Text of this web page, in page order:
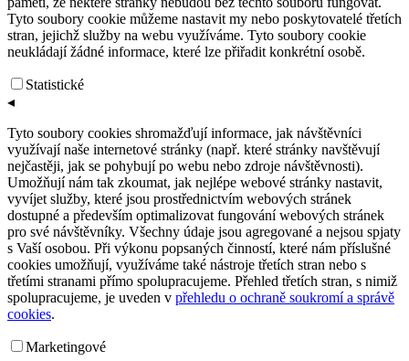
Tyto soubory cookie můžeme nastavit my nebo poskytovatelé třetích
stran, jejichž služby na webu využíváme. Tyto soubory cookie
neukládají žádné informace, které lze přiřadit konkrétní osobě.
Statistické
◂
Tyto soubory cookies shromažďují informace, jak návštěvníci
využívají naše internetové stránky (např. které stránky navštěvují
nejčastěji, jak se pohybují po webu nebo zdroje návštěvnosti).
Umožňují nám tak zkoumat, jak nejlépe webové stránky nastavit,
vyvíjet služby, které jsou prostřednictvím webových stránek
dostupné a především optimalizovat fungování webových stránek
pro své návštěvníky. Všechny údaje jsou agregované a nejsou spjaty
s Vaší osobou. Při výkonu popsaných činností, které nám příslušné
cookies umožňují, využíváme také nástroje třetích stran nebo s
třetími stranami přímo spolupracujeme. Přehled třetích stran, s nimiž
spolupracujeme, je uveden v přehledu o ochraně soukromí a správě
cookies.
Marketingové